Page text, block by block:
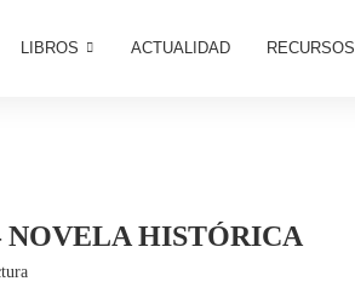
LIBROS ACTUALIDAD RECURSOS
NOVELA HISTÓRICA